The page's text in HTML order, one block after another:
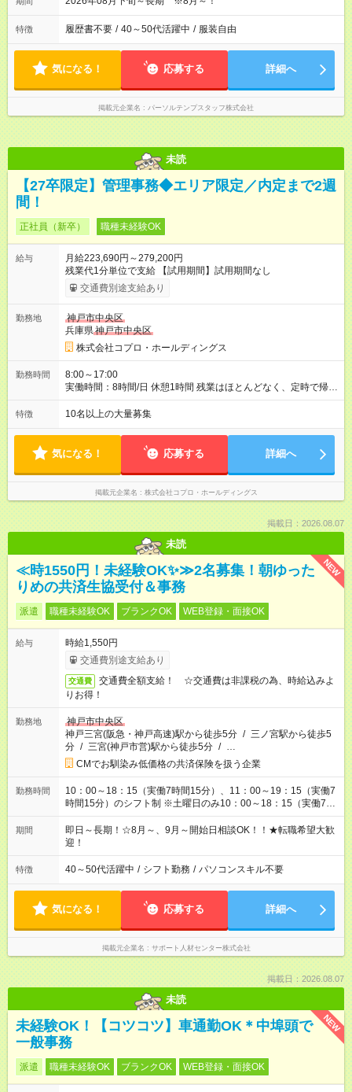
特徴 履歴書不要 / 40～50代活躍中 / 服装自由
気になる！ 応募する 詳細へ
掲載元企業名 パーソルテンプスタッフ株式会社
未読
【27卒限定】管理事務◆エリア限定／内定まで2週
間！
正社員（新卒） 職種未経験OK
給与
月給223,690円～279,200円
残業代1分単位で支給 【試用期間】試用期間なし
交通費別途支給あり
勤務地
神戸市中央区
兵庫県神戸市中央区
株式会社コプロ・ホールディングス
勤務時間
8:00～17:00
実働時間：8時間/日 休憩1時間 残業はほとんどなく、定時で帰れ
る日が多い働き方です。 毎日の業務は進捗管理や事務が中心な
ので、 「今日やるべき仕事」が終われば、自然と区切りをつけ
方を大切にしています。
特徴 10名以上の大量募集
気になる！ 応募する 詳細へ
掲載元企業名 株式会社コプロ・ホールディングス
掲載日：2026.08.07
未読
NEW
≪時1550円！未経験OK✨≫2名募集！朝ゆった
りめの共済生協受付＆事務
派遣 職種未経験OK ブランクOK WEB登録・面接OK
給与
時給1,550円
交通費別途支給あり
交通費
交通費全額支給！ ☆交通費は非課税の為、時給込みよ
りお得！
勤務地
神戸市中央区
神戸三宮(阪急・神戸高速)駅から徒歩5分 / 三ノ宮駅から徒歩5
分 / 三宮(神戸市営)駅から徒歩5分 / …
CMでお馴染み低価格の共済保険を扱う企業
勤務時間
10：00～18：15（実働7時間15分）、11：00～19：15（実働7
時間15分）のシフト制 ※土曜日のみ10：00～18：15（実働7時
間15分） ☆11：00～のシフトは4週に1週間回ってきます。3週
間は10：00～となります。
期間
即日～長期！☆8月～、9月～開始日相談OK！！★転職希望大歓
迎！
特徴 40～50代活躍中 / シフト勤務 / パソコンスキル不要
気になる！ 応募する 詳細へ
掲載元企業名 サポート人材センター株式会社
掲載日：2026.08.07
未読
NEW
未経験OK！【コツコツ】車通勤OK＊中埠頭で
一般事務
派遣 職種未経験OK ブランクOK WEB登録・面接OK